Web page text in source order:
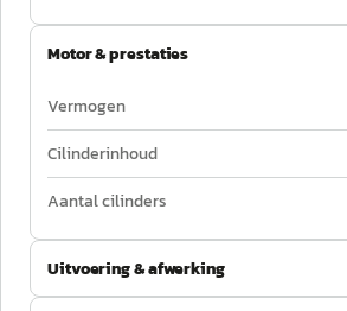
Motor & prestaties
Vermogen
Cilinderinhoud
Aantal cilinders
Uitvoering & afwerking